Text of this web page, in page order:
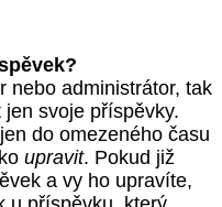
nebo administrátor, tak
svoje příspěvky.
do omezeného času
upravit. Pokud již
a vy ho upravíte,